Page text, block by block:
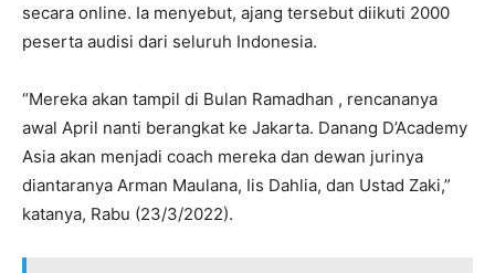
secara online. Ia menyebut, ajang tersebut diikuti 2000
peserta audisi dari seluruh Indonesia.
“Mereka akan tampil di Bulan Ramadhan , rencananya
awal April nanti berangkat ke Jakarta. Danang D’Academy
Asia akan menjadi coach mereka dan dewan jurinya
diantaranya Arman Maulana, Iis Dahlia, dan Ustad Zaki,”
katanya, Rabu (23/3/2022).